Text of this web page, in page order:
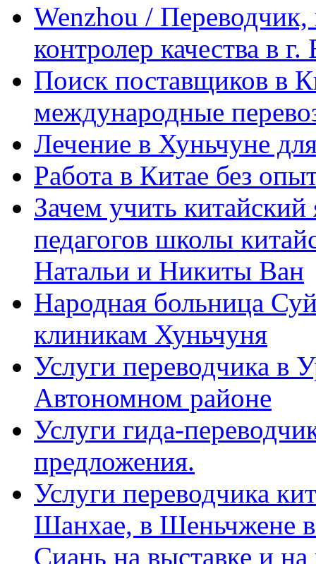
Wenzhou / Переводчик,
контролер качества в
Поиск поставщиков в
международные
Лечение в Хуньчуне
Работа в Китае без
Зачем учить
педагогов школы
Натальи и Никиты Ван
Народная больница
клиникам Хуньчуня
Услуги переводчика в
Автономном районе
Услуги гида-
предложения.
Услуги переводчика
Шанхае, в Шеньчжене
Сиань на выставке и